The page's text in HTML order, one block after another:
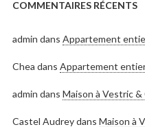
COMMENTAIRES RÉCENTS
admin dans Appartement
Chea dans Appartement
admin dans Maison à Vestric &
Castel Audreydans Maison à